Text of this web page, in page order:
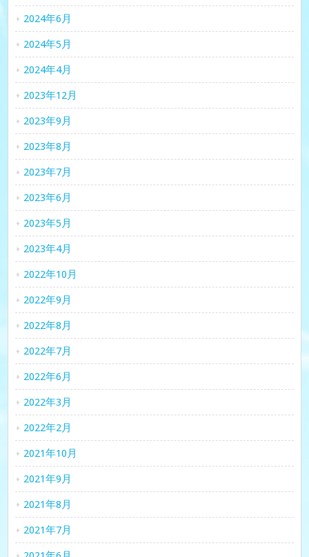
2024年6月
2024年5月
2024年4月
2023年12月
2023年9月
2023年8月
2023年7月
2023年6月
2023年5月
2023年4月
2022年10月
2022年9月
2022年8月
2022年7月
2022年6月
2022年3月
2022年2月
2021年10月
2021年9月
2021年8月
2021年7月